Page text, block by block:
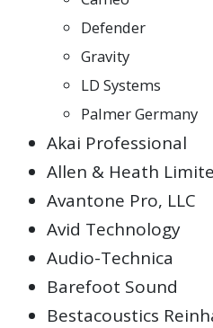
Defender
Gravity
LD Systems
Palmer Germany
Akai Professional
Allen & Heath
Avantone Pro, LLC
Avid Technology
Audio-Technica
Barefoot Sound
Bestacoustics